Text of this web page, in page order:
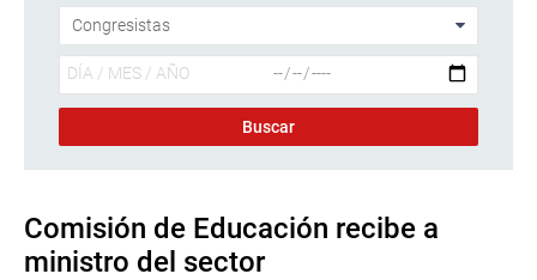
Comisión de Educación recibe a
ministro del sector